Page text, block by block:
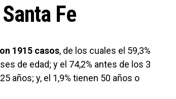
Fe
1915 casos, de los cuales el 59,3%
de edad; y el 74,2% antes de los 3
años; y, el 1,9% tienen 50 años o